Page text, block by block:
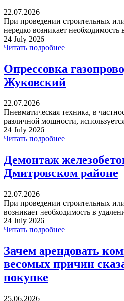
22.07.2026
При проведении строительных
нередко возникает необходимость
24 July 2026
Читать подробнее
Опрессовка
Жуковский
22.07.2026
Пневматическая техника, в
различной мощности,
24 July 2026
Читать подробнее
Демонтаж
Дмитровском районе
22.07.2026
При проведении строительных
возникает необходимость в
24 July 2026
Читать подробнее
Зачем арендовать
весомых причин
покупке
25.06.2026